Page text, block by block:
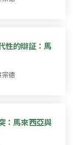
性的辯証：馬
宗德
：馬來西亞與